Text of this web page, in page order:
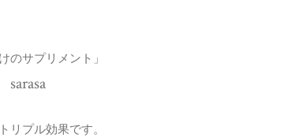
のサプリメント」
sarasa
リプル効果です。